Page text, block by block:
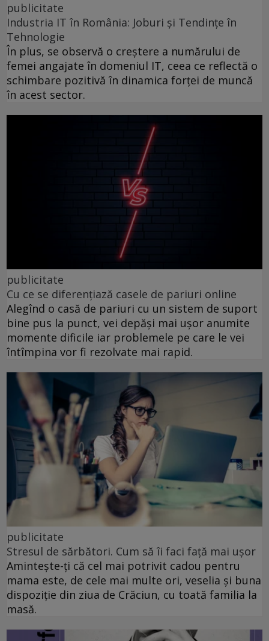
publicitate
Industria IT în România: Joburi și Tendințe în
Tehnologie
În plus, se observă o creștere a numărului de
femei angajate în domeniul IT, ceea ce reflectă o
schimbare pozitivă în dinamica forței de muncă
în acest sector.
publicitate
Cu ce se diferențiază casele de pariuri online
Alegînd o casă de pariuri cu un sistem de suport
bine pus la punct, vei depăși mai ușor anumite
momente dificile iar problemele pe care le vei
întîmpina vor fi rezolvate mai rapid.
publicitate
Stresul de sărbători. Cum să îi faci față mai ușor
Amintește-ți că cel mai potrivit cadou pentru
mama este, de cele mai multe ori, veselia și buna
dispoziție din ziua de Crăciun, cu toată familia la
masă.